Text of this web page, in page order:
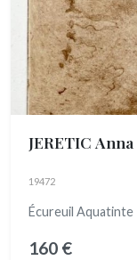
JERETIC Anna
19472
Écureuil Aquatinte
160 €